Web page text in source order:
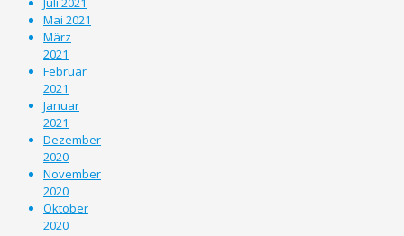
Mai 2021
März
2021
Februar
2021
Januar
2021
Dezember
2020
November
2020
Oktober
2020